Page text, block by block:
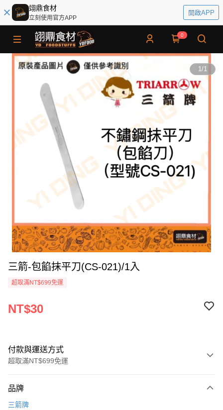
翊鼎食材
立刻使用官方APP
開啟APP
0
1/1
三箭-包餡抹平刀(CS-021)/1入
超取滿NT$699免運
NT$30
付款與運送方式
超取滿NT$699免運
信用卡一次付款
品牌
三箭牌